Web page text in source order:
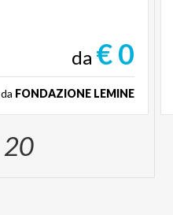
da € 0
da FONDAZIONE LEMINE
20